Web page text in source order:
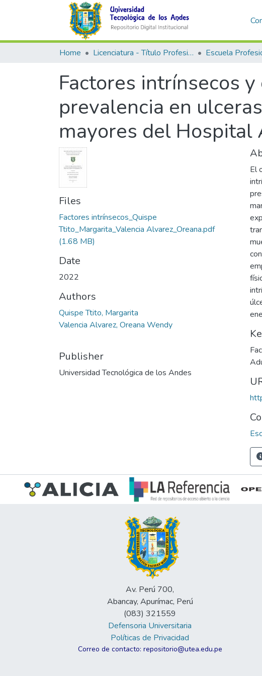
Home Licenciatura - Título Profesional
Factores intrínsecos
prevalencia en
mayores del Hospital
Files
Factores intrínsecos_Quispe
Ttito_Margarita_Valencia Alvarez_Oreana.pdf
(1.68 MB)
Date
2022
Authors
Quispe Ttito, Margarita
Valencia Alvarez, Oreana Wendy
Publisher
Universidad Tecnológica de los Andes
El
Av. Perú 700,
Abancay, Apurímac, Perú
(083) 321559
Defensoria Universitaria
Políticas de Privacidad
Correo de contacto: repositorio@utea.edu.pe